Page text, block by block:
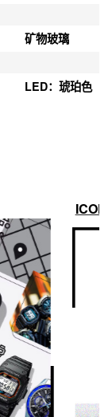
矿物玻璃
LED：琥珀色